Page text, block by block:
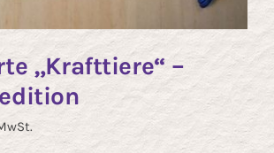
„Krafttiere“ –